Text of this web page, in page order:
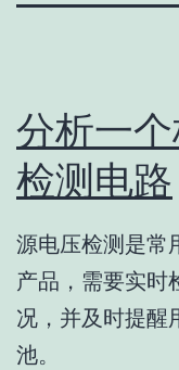
分析一
检测电路
源电压检测是常
产品，需要实时
况，并及时提醒
池。